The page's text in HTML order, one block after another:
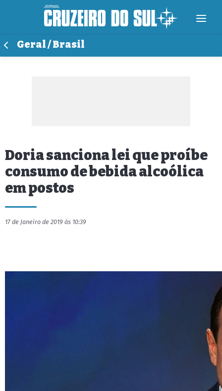
Geral / Brasil
Doria sanciona lei que proíbe
consumo de bebida alcoólica
em postos
17 de Janeiro de 2019 às 10:39